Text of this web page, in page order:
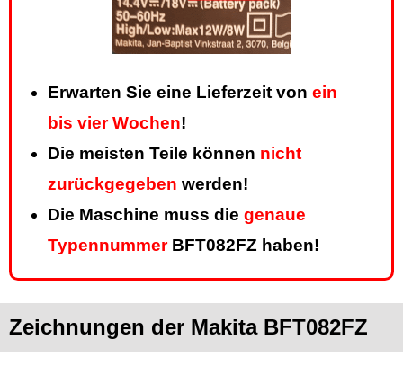
Erwarten Sie eine Lieferzeit von ein
bis vier Wochen!
Die meisten Teile können nicht
zurückgegeben werden!
Die Maschine muss die genaue
TypennummerBFT082FZ haben!
Zeichnungen der Makita BFT082FZ